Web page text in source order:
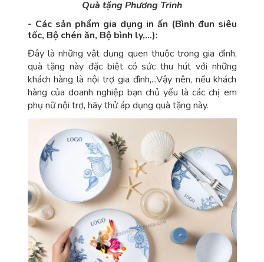
Quà tặng Phương Trinh
- Các sản phẩm gia dụng in ấn (Bình đun siêu
tốc, Bộ chén ăn, Bộ bình ly,...):
Đây là những vật dụng quen thuộc trong gia đình,
quà tặng này đặc biệt có sức thu hút với những
khách hàng là nội trợ gia đình,...Vậy nên, nếu khách
hàng của doanh nghiệp bạn chủ yếu là các chị em
phụ nữ nội trợ, hãy thử áp dụng quà tặng này.